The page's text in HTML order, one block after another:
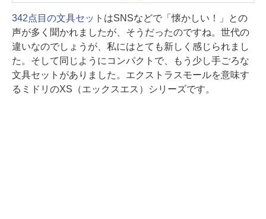
342点目の文具セット はSNSなどで「懐かしい！」との
声が多く聞かれましたが、そうだったのですね。世代の
違いなのでしょうが、私にはとても新しく感じられまし
た。そして同じようにコンパクトで、もう少し手ごろな
文具セットがありました。エクストラスモールを意味す
るミドリのXS（エックスエス）シリーズです。